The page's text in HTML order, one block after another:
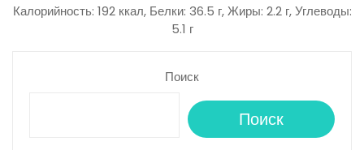
Калорийность: 192 ккал, Белки: 36.5 г, Жиры: 2.2 г, Углеводы:
5.1 г
Поиск
Поиск